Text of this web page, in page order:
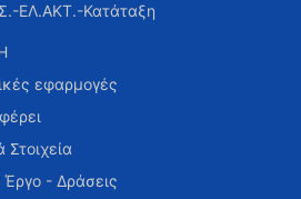
ΕΛ.ΑΚΤ.-Κατάταξη
εφαρμογές
Στοιχεία
Έργο - Δράσεις